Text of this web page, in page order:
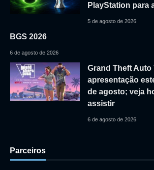
PlayStation para
5 de agosto de 2026
BGS 2026
6 de agosto de 2026
Grand Theft Auto
apresentação
de agosto; veja
assistir
6 de agosto de 2026
Parceiros